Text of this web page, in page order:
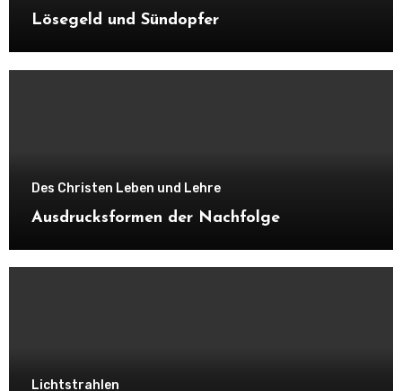
Lösegeld und Sündopfer
Des Christen Leben und Lehre
Ausdrucksformen der Nachfolge
Lichtstrahlen